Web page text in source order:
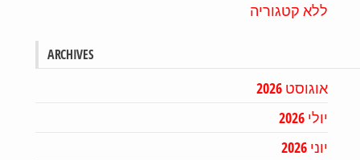
ללא קטגוריה
ARCHIVES
אוגוסט 2026
יולי 2026
יוני 2026